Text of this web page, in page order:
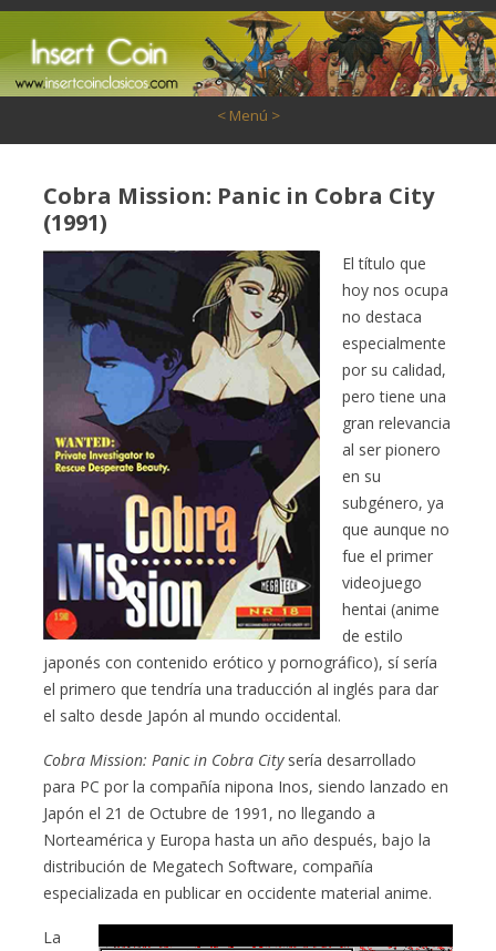
< Menú >
Cobra Mission: Panic in Cobra City
(1991)
El título que
hoy nos ocupa
no destaca
especialmente
por su calidad,
pero tiene una
gran relevancia
al ser pionero
en su
subgénero, ya
que aunque no
fue el primer
videojuego
hentai (anime
de estilo
japonés con contenido erótico y pornográfico), sí sería
el primero que tendría una traducción al inglés para dar
el salto desde Japón al mundo occidental.
Cobra Mission: Panic in Cobra Citysería desarrollado
para PC por la compañía nipona Inos, siendo lanzado en
Japón el 21 de Octubre de 1991, no llegando a
Norteamérica y Europa hasta un año después, bajo la
distribución de Megatech Software, compañía
especializada en publicar en occidente material anime.
La